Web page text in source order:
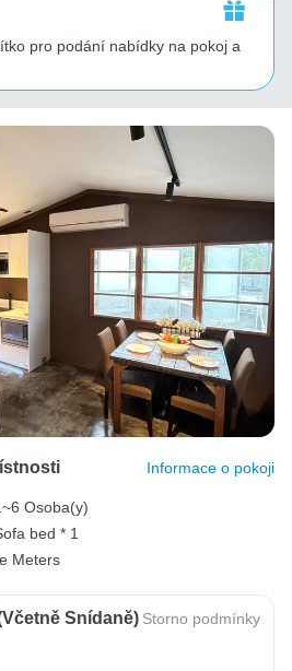
pro podání nabídky na pokoj a
Informace o pokoji
Osoba(y)
bed * 1
Meters
Snídaně) Storno podmínky